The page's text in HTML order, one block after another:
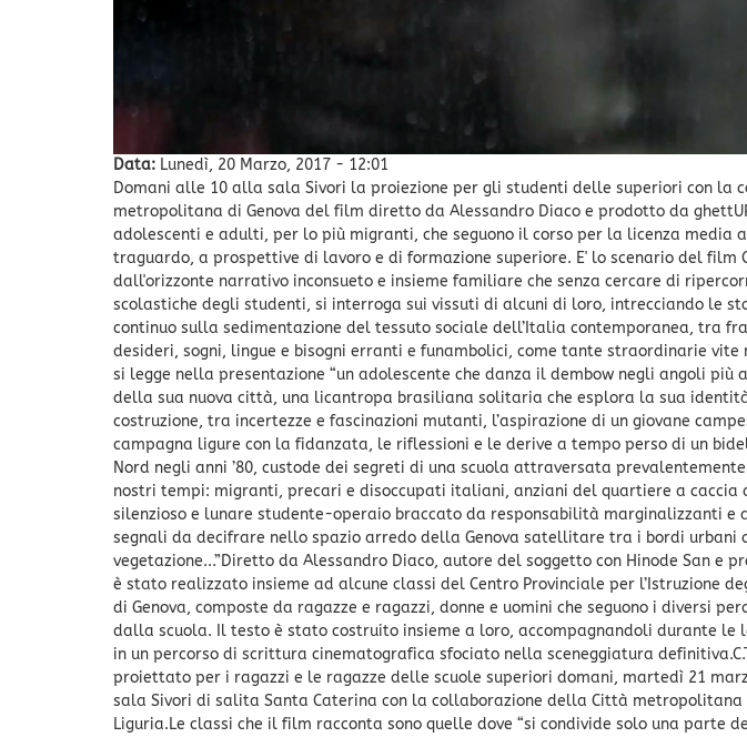
Data: Lunedì, 20 Marzo, 2017 - 12:01
Domani alle 10 alla sala Sivori la proiezione per gli studenti delle superiori con la
metropolitana di Genova del film diretto da Alessandro Diaco e prodotto da
adolescenti e adulti, per lo più migranti, che seguono il corso per la licenza media
traguardo, a prospettive di lavoro e di formazione superiore. E' lo scenario del film
dall'orizzonte narrativo inconsueto e insieme familiare che senza cercare di
scolastiche degli studenti, si interroga sui vissuti di alcuni di loro, intrecciando le
continuo sulla sedimentazione del tessuto sociale dell’Italia contemporanea, tra
desideri, sogni, lingue e bisogni erranti e funambolici, come tante straordinarie vite
si legge nella presentazione “un adolescente che danza il dembow negli angoli più
della sua nuova città, una licantropa brasiliana solitaria che esplora la sua
costruzione, tra incertezze e fascinazioni mutanti, l’aspirazione di un giovane
campagna ligure con la fidanzata, le riflessioni e le derive a tempo perso di un
Nord negli anni ’80, custode dei segreti di una scuola attraversata
nostri tempi: migranti, precari e disoccupati italiani, anziani del quartiere a
silenzioso e lunare studente-operaio braccato da responsabilità marginalizzanti e
segnali da decifrare nello spazio arredo della Genova satellitare tra i bordi urbani
vegetazione...”Diretto da Alessandro Diaco, autore del soggetto con Hinode San e
è stato realizzato insieme ad alcune classi del Centro Provinciale per l’Istruzione
di Genova, composte da ragazze e ragazzi, donne e uomini che seguono i diversi
dalla scuola. Il testo è stato costruito insieme a loro, accompagnandoli durante le
in un percorso di scrittura cinematografica sfociato nella sceneggiatura
proiettato per i ragazzi e le ragazze delle scuole superiori domani, martedì 21
sala Sivori di salita Santa Caterina con la collaborazione della Città metropolitana
Liguria.Le classi che il film racconta sono quelle dove “si condivide solo una parte